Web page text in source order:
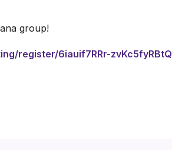
group!
register/6iauif7RRr-zvKc5fyRBtQ